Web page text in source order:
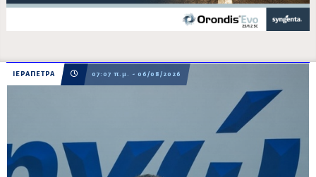
ΙΕΡΑΠΕΤΡΑ 07:07 π.μ. - 06/08/2026